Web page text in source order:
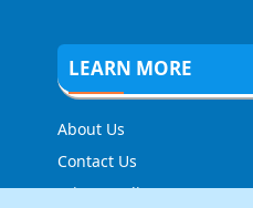
LEARN MORE
About Us
Contact Us
Privacy Policy